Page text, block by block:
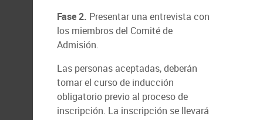
Fase 2. Presentar una entrevista con
los miembros del Comité de
Admisión.
Las personas aceptadas, deberán
tomar el curso de inducción
obligatorio previo al proceso de
inscripción. La inscripción se llevará